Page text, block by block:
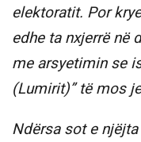
elektoratit. Por
edhe ta nxjerrë në
me arsyetimin se
(Lumirit)” të mos
Ndërsa sot e